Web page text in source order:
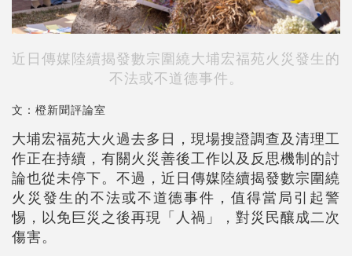
近日傳媒陸續揭發數宗圍繞大埔宏福苑火災發生的
不法或不道德事件。
文：橙新聞評論室
大埔宏福苑大火過去多日，現場搜證調查及清理工
作正在持續，有關火災善後工作以及反思機制的討
論也從未停下。不過，近日傳媒陸續揭發數宗圍繞
火災發生的不法或不道德事件，值得當局引起警
惕，以免巨災之後再現「人禍」，對災民釀成二次
傷害。